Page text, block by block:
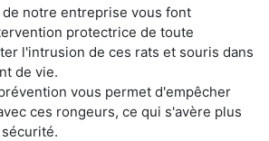
notre entreprise vous font
protectrice de toute
l'intrusion de ces rats et souris dans
de vie.
vous permet d'empêcher
ces rongeurs, ce qui s'avère plus